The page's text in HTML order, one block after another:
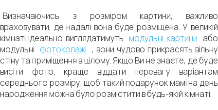
Визначаючись з розміром картини, важливо
враховувати, де надалі вона буде розміщена. У великій
кімнаті ідеально виглядатимуть модульні картини або
модульні фотоколажі , вони чудово прикрасять вільну
стіну та приміщення в цілому. Якщо Ви не знаєте, де буде
висіти фото, краще віддати перевагу варіантам
середнього розміру, щоб такий подарунок мамі на день
народження можна було розмістити в будь-якій кімнаті.